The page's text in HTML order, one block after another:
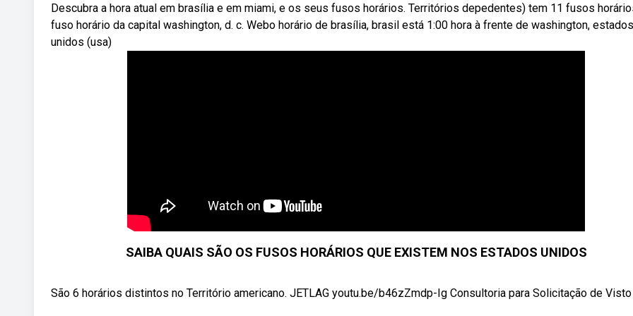
Descubra a hora atual em brasília e em miami, e os seus fusos horários. Territórios depedentes) tem 11 fusos
fuso horário da capital washington, d. c. Webo horário de brasília, brasil está 1:00 hora à frente de washington, estados
unidos (usa)
SAIBA QUAIS SÃO OS FUSOS HORÁRIOS QUE EXISTEM NOS ESTADOS UNIDOS
São 6 horários distintos no Território americano. JETLAG youtu.be/b46zZmdp-Ig Consultoria para Solicitação de Visto